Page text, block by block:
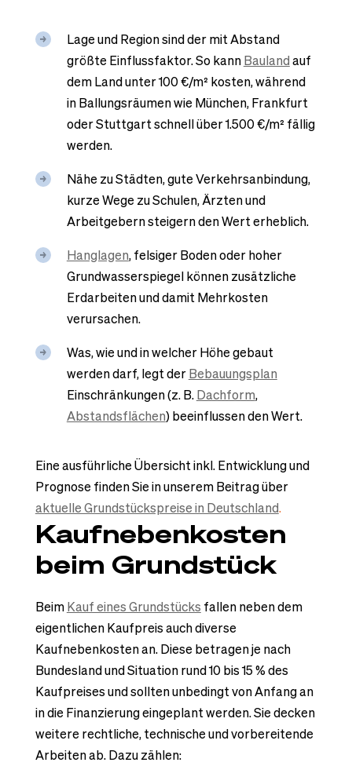
Lage und Region sind der mit Abstand
größte Einflussfaktor. So kannBaulandauf
dem Land unter 100 €/m² kosten, während
in Ballungsräumen wie München, Frankfurt
oder Stuttgart schnell über 1.500 €/m² fällig
werden.
Nähe zu Städten, gute Verkehrsanbindung,
kurze Wege zu Schulen, Ärzten und
Arbeitgebern steigern den Wert erheblich.
Hanglagen, felsiger Boden oder hoher
Grundwasserspiegel können zusätzliche
Erdarbeiten und damit Mehrkosten
verursachen.
Was, wie und in welcher Höhe gebaut
werden darf, legt derBebauungsplan
Einschränkungen (z. B.Dachform,
Abstandsflächen) beeinflussen den Wert.
Eine ausführliche Übersicht inkl. Entwicklung und
Prognose finden Sie in unserem Beitrag über
aktuelle Grundstückspreise in Deutschland.
Kaufnebenkosten
beim Grundstück
BeimKauf eines Grundstücks fallen neben dem
eigentlichen Kaufpreis auch diverse
Kaufnebenkosten an. Diese betragen je nach
Bundesland und Situation rund 10 bis 15 % des
Kaufpreises und sollten unbedingt von Anfang an
in die Finanzierung eingeplant werden. Siedecken
weitere rechtliche, technische und vorbereitende
Arbeiten ab. Dazu zählen: